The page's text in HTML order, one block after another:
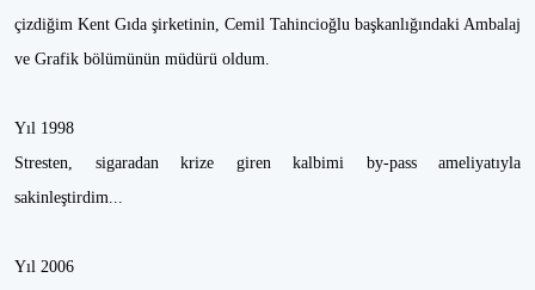
çizdiğim Kent Gıda şirketinin, Cemil Tahincioğlu başkanlığındaki Ambalaj
ve Grafik bölümünün müdürü oldum.
Yıl 1998
Stresten, sigaradan krize giren kalbimi by-pass ameliyatıyla
sakinleştirdim...
Yıl 2006